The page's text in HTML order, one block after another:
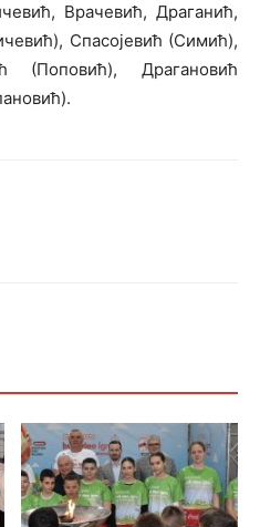
Врачевић, Драганић,
Спасојевић (Симић),
(Поповић), Драгановић